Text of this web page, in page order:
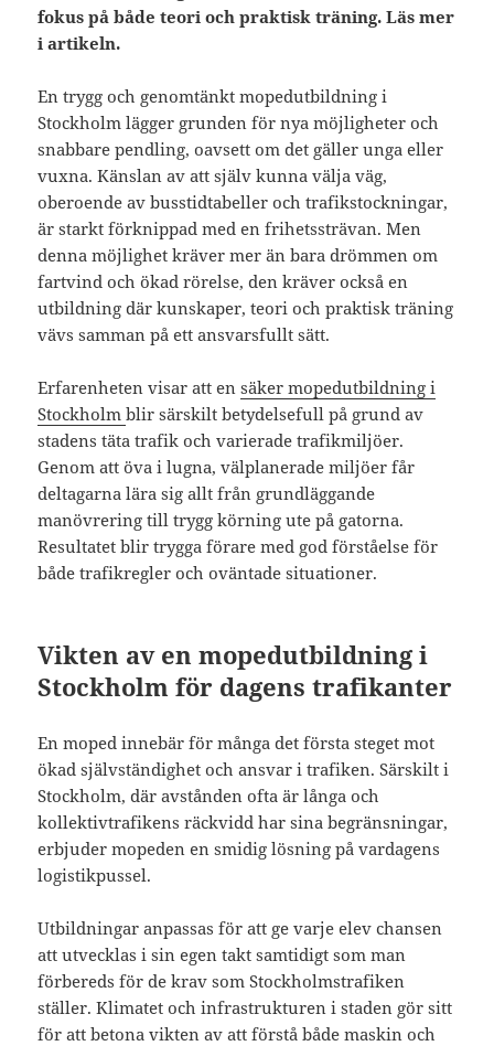
fokus på både teori och praktisk träning. Läs mer
i artikeln.
En trygg och genomtänkt mopedutbildning i
Stockholm lägger grunden för nya möjligheter och
snabbare pendling, oavsett om det gäller unga eller
vuxna. Känslan av att själv kunna välja väg,
oberoende av busstidtabeller och trafikstockningar,
är starkt förknippad med en frihetssträvan. Men
denna möjlighet kräver mer än bara drömmen om
fartvind och ökad rörelse, den kräver också en
utbildning där kunskaper, teori och praktisk träning
vävs samman på ett ansvarsfullt sätt.
Erfarenheten visar att ensäker mopedutbildning i
Stockholmblir särskilt betydelsefull på grund av
stadens täta trafik och varierade trafikmiljöer.
Genom att öva i lugna, välplanerade miljöer får
deltagarna lära sig allt från grundläggande
manövrering till trygg körning ute på gatorna.
Resultatet blir trygga förare med god förståelse för
både trafikregler och oväntade situationer.
Vikten av en mopedutbildning i
Stockholm för dagens trafikanter
En moped innebär för många det första steget mot
ökad självständighet och ansvar i trafiken. Särskilt i
Stockholm, där avstånden ofta är långa och
kollektivtrafikens räckvidd har sina begränsningar,
erbjuder mopeden en smidig lösning på vardagens
logistikpussel.
Utbildningar anpassas för att ge varje elev chansen
att utvecklas i sin egen takt samtidigt som man
förbereds för de krav som Stockholmstrafiken
ställer. Klimatet och infrastrukturen i staden gör sitt
för att betona vikten av att förstå både maskin och